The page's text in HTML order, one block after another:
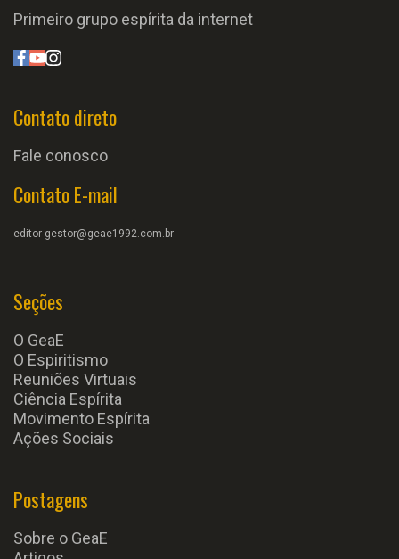
Primeiro grupo espírita da internet
Contato direto
Fale conosco
Contato E-mail
editor-gestor@geae1992.com.br
Seções
O GeaE
O Espiritismo
Reuniões Virtuais
Ciência Espírita
Movimento Espírita
Ações Sociais
Postagens
Sobre o GeaE